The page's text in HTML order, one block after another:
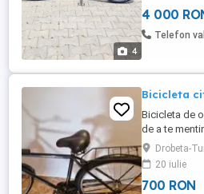
4
4 000
Telefon
Bicicleta
Bicicleta de
de a te
de a proteja
preteaza atat
parc, cat si
ajunge mai
Drobeta-
20 iulie
700 RON